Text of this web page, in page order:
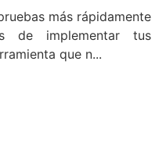
más rápidamente
de implementar tus
que n...